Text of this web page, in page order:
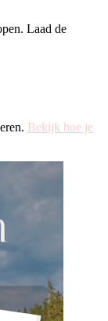
Laad de
Bekijk hoe je